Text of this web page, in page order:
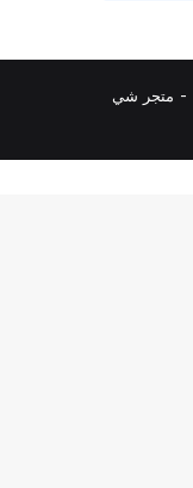
- متجر شي